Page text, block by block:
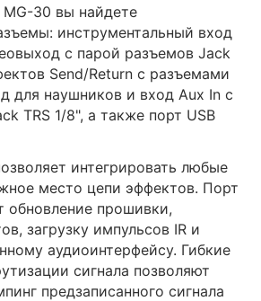
30 вы найдете
инструментальный вход
с парой разъемов Jack
Send/Return с разъемами
для наушников и вход Aux In с
TRS 1/8", а также порт USB
интегрировать любые
место цепи эффектов. Порт
обновление прошивки,
загрузку импульсов IR и
аудиоинтерфейсу. Гибкие
сигнала позволяют
предзаписанного сигнала